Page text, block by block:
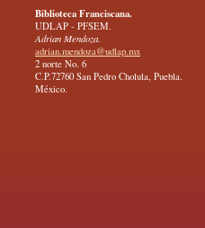
Biblioteca Franciscana.
UDLAP - PFSEM.
Adrian Mendoza.
adrian.mendoza@udlap.mx
2 norte No. 6
C.P.72760 San Pedro Cholula, Puebla.
México.